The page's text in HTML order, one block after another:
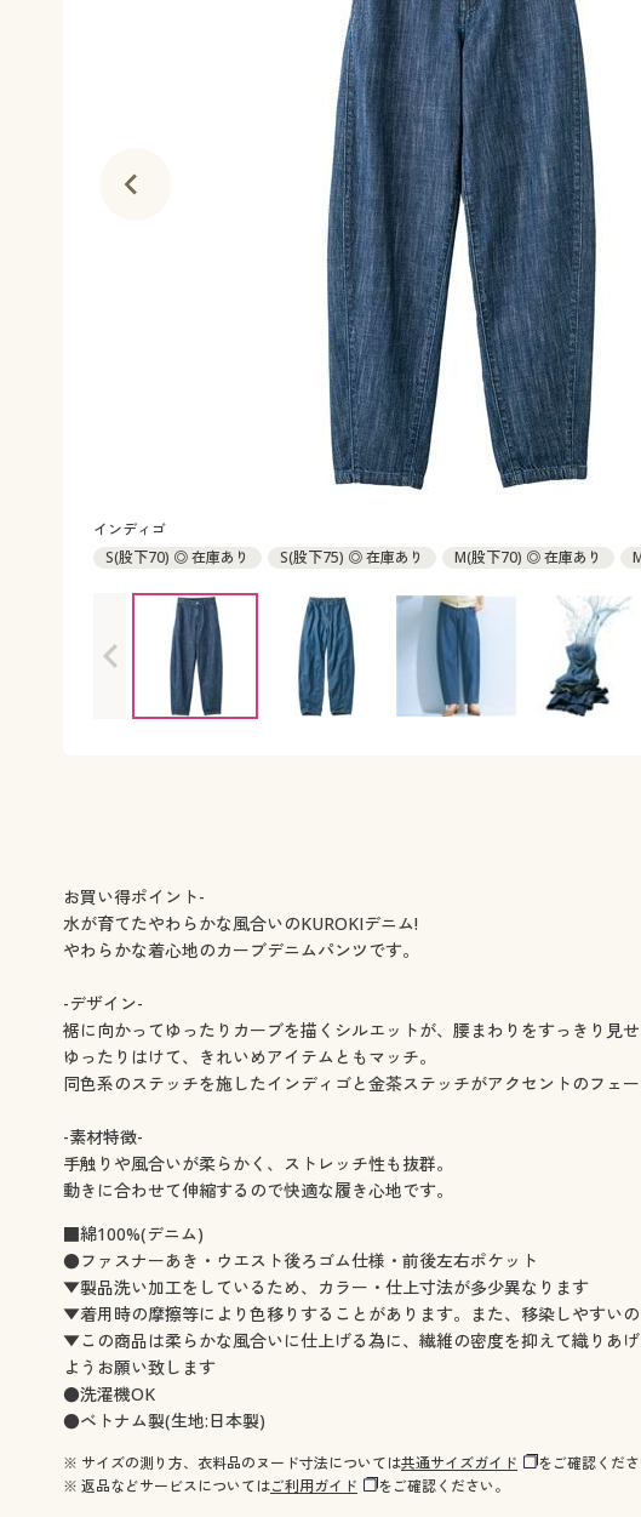
インディゴ
S(股下70) ◎ 在庫あり
S(股下75) ◎ 在庫あり M(股下70) ◎ 在庫あり
3L(股下70) ◎ 在庫あり
3L(股下75) ◎ 在庫あり
お買い得ポイント-
水が育てたやわらかな風合いのKUROKIデニム!
やわらかな着心地のカーブデニムパンツです。
-デザイン-
裾に向かってゆったりカーブを描くシルエットが、腰まわりをすっきり見せ
ゆったりはけて、きれいめアイテムともマッチ。
同色系のステッチを施したインディゴと金茶ステッチがアクセントのフェ
-素材特徴-
手触りや風合いが柔らかく、ストレッチ性も抜群。
動きに合わせて伸縮するので快適な履き心地です。
■綿100%(デニム)
●ファスナーあき・ウエスト後ろゴム仕様・前後左右ポケット
▼製品洗い加工をしているため、カラー・仕上寸法が多少異なります
▼着用時の摩擦等により色移りすることがあります。また、移染しやすい
▼この商品は柔らかな風合いに仕上げる為に、繊維の密度を抑えて織りあ
ようお願い致します
●洗濯機OK
●ベトナム製(生地:日本製)
※ サイズの測り方、衣料品のヌード寸法については共通サイズガイド
をご確認くださ
※ 返品などサービスについてはご利用ガイド をご確認ください。